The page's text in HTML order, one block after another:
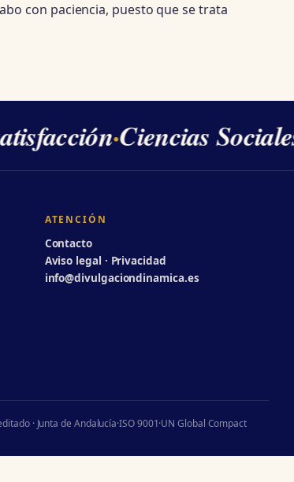
con paciencia, puesto que se trata
·Ciencias
ATENCIÓN
Contacto
Aviso legal · Privacidad
info@divulgaciondinamica.es
· Junta de Andalucía·ISO 9001·UN Global Compact